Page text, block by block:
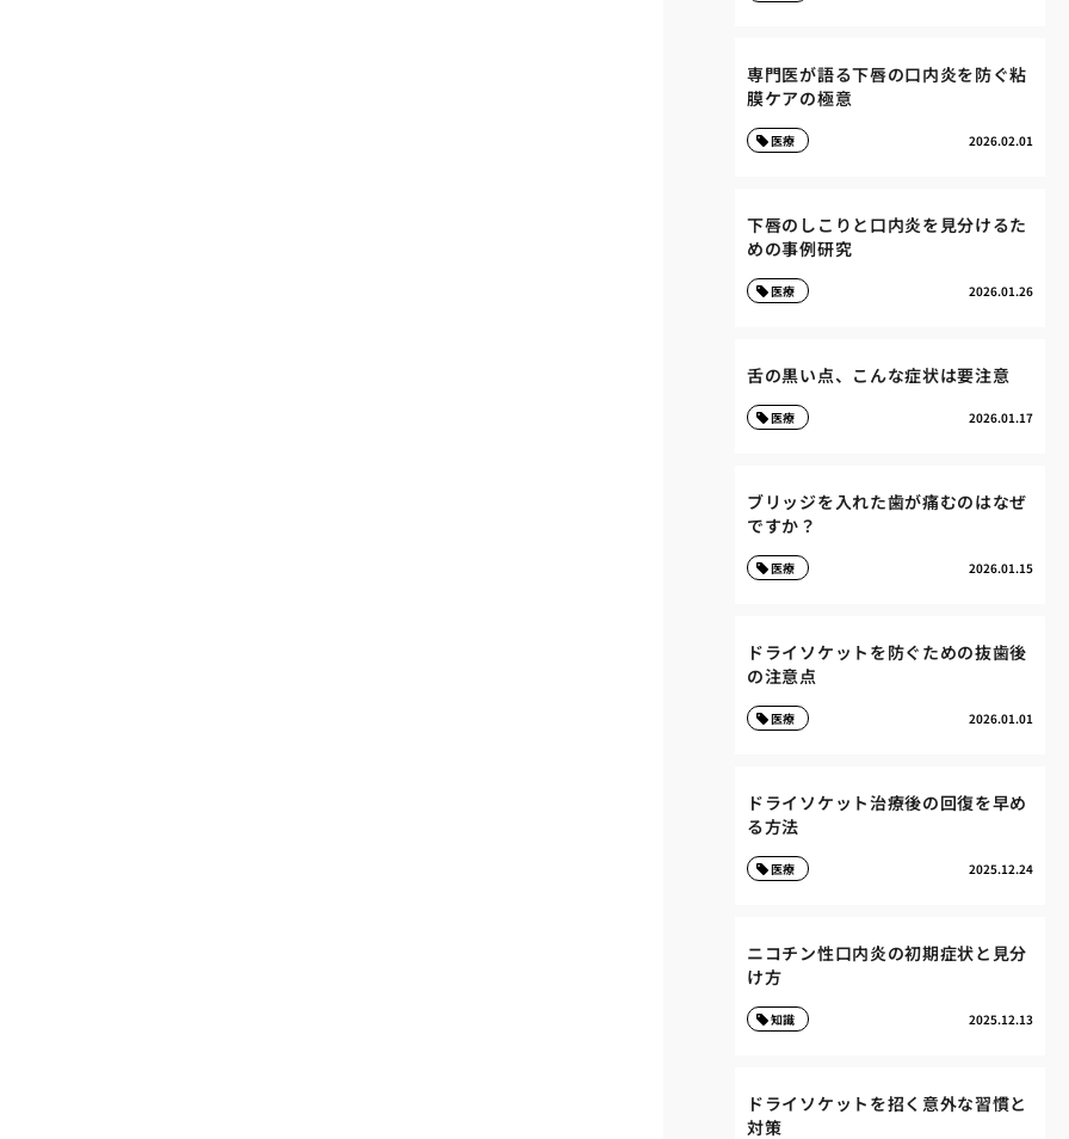
専門医が語る下唇の口内炎を防ぐ粘
膜ケアの極意
2026.02.01
医療
下唇のしこりと口内炎を見分けるた
めの事例研究
2026.01.26
医療
舌の黒い点、こんな症状は要注意
2026.01.17
医療
ブリッジを入れた歯が痛むのはなぜ
ですか？
2026.01.15
医療
ドライソケットを防ぐための抜歯後
の注意点
2026.01.01
医療
ドライソケット治療後の回復を早め
る方法
2025.12.24
医療
ニコチン性口内炎の初期症状と見分
け方
2025.12.13
知識
ドライソケットを招く意外な習慣と
対策